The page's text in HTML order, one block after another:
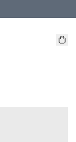
、本地取貨 )